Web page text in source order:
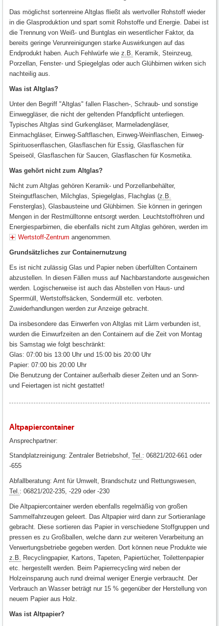
Das möglichst sortenreine Altglas fließt als wertvoller Rohstoff wieder
in die Glasproduktion und spart somit Rohstoffe und Energie. Dabei ist
die Trennung von Weiß- und Buntglas ein wesentlicher Faktor, da
bereits geringe Verunreinigungen starke Auswirkungen auf das
Endprodukt haben. Auch Fehlwürfe wie z.B.
Keramik, Steinzeug,
Porzellan, Fenster- und Spiegelglas oder auch Glühbirnen wirken sich
nachteilig aus.
Was ist Altglas?
Unter den Begriff "Altglas" fallen Flaschen-, Schraub- und sonstige
Einweggläser, die nicht der geltenden Pfandpflicht unterliegen.
Typisches Altglas sind Gurkengläser, Marmeladengläser,
Einmachgläser, Einweg-Saftflaschen, Einweg-Weinflaschen, Einweg-
Spirituosenflaschen, Glasflaschen für Essig, Glasflaschen für
Speiseöl, Glasflaschen für Saucen, Glasflaschen für Kosmetika.
Was gehört nicht zum Altglas?
Nicht zum Altglas gehören Keramik- und Porzellanbehälter,
Steingutflaschen, Milchglas, Spiegelglas, Flachglas (z.B.
Fensterglas), Glasbausteine und Glühbirnen. Sie können in geringen
Mengen in der Restmülltonne entsorgt werden. Leuchtstoffröhren und
Energiesparbirnen, die ebenfalls nicht zum Altglas gehören, werden im
Wertstoff-Zentrum angenommen.
Grundsätzliches zur Containernutzung
Es ist nicht zulässig Glas und Papier neben überfüllten Containern
abzustellen. In diesen Fällen muss auf Nachbarstandorte ausgewichen
werden. Logischerweise ist auch das Abstellen von Haus- und
Sperrmüll, Wertstoffsäcken, Sondermüll etc. verboten.
Zuwiderhandlungen werden zur Anzeige gebracht.
Da insbesondere das Einwerfen von Altglas mit Lärm verbunden ist,
wurden die Einwurfzeiten an den Containern auf die Zeit von Montag
bis Samstag wie folgt beschränkt:
Glas: 07:00 bis 13:00 Uhr und 15:00 bis 20:00 Uhr
Papier: 07:00 bis 20:00 Uhr
Die Benutzung der Container außerhalb dieser Zeiten und an Sonn-
und Feiertagen ist nicht gestattet!
Altpapiercontainer
Ansprechpartner:
Standplatzreinigung: Zentraler Betriebshof, Tel. : 06821/202-661 oder
-655
Abfallberatung: Amt für Umwelt, Brandschutz und Rettungswesen,
Tel. : 06821/202-235, -229 oder -230
Die Altpapiercontainer werden ebenfalls regelmäßig von großen
Sammelfahrzeugen geleert. Das Altpapier wird dann zur Sortieranlage
gebracht. Diese sortieren das Papier in verschiedene Stoffgruppen und
pressen es zu Großballen, welche dann zur weiteren Verarbeitung an
Verwertungsbetriebe gegeben werden. Dort können neue Produkte wie
z.B.
Recyclingpapier, Kartons, Tapeten, Papiertücher, Toilettenpapier
etc. hergestellt werden. Beim Papierrecycling wird neben der
Holzeinsparung auch rund dreimal weniger Energie verbraucht. Der
Verbrauch an Wasser beträgt nur 15 % gegenüber der Herstellung von
neuem Papier aus Holz.
Was ist Altpapier?